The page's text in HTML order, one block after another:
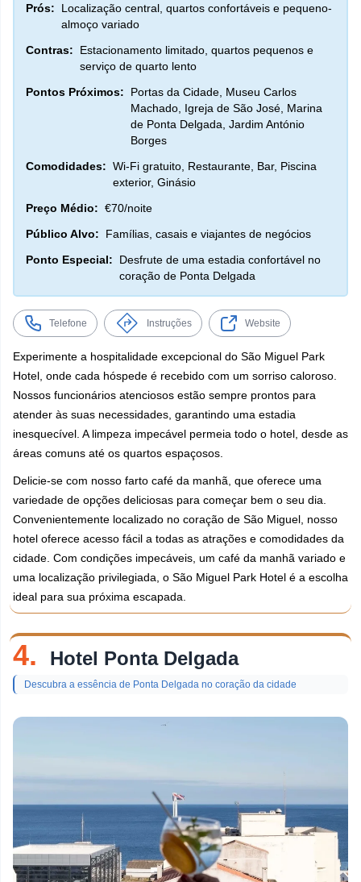
Prós:
Localização central, quartos confortáveis e pequeno-
almoço variado
Contras:
Estacionamento limitado, quartos pequenos e
serviço de quarto lento
Pontos Próximos:
Portas da Cidade, Museu Carlos
Machado, Igreja de São José, Marina
de Ponta Delgada, Jardim António
Borges
Comodidades: Wi-Fi gratuito, Restaurante, Bar, Piscina
exterior, Ginásio
Preço Médio: €70/noite
Público Alvo:
Famílias, casais e viajantes de negócios
Ponto Especial:
Desfrute de uma estadia confortável no
coração de Ponta Delgada
Telefone Instruções Website
Experimente a hospitalidade excepcional do São Miguel Park
Hotel, onde cada hóspede é recebido com um sorriso caloroso.
Nossos funcionários atenciosos estão sempre prontos para
atender às suas necessidades, garantindo uma estadia
inesquecível. A limpeza impecável permeia todo o hotel, desde as
áreas comuns até os quartos espaçosos.
Delicie-se com nosso farto café da manhã, que oferece uma
variedade de opções deliciosas para começar bem o seu dia.
Convenientemente localizado no coração de São Miguel, nosso
hotel oferece acesso fácil a todas as atrações e comodidades da
cidade. Com condições impecáveis, um café da manhã variado e
uma localização privilegiada, o São Miguel Park Hotel é a escolha
ideal para sua próxima escapada.
4. Hotel Ponta Delgada
Descubra a essência de Ponta Delgada no coração da cidade